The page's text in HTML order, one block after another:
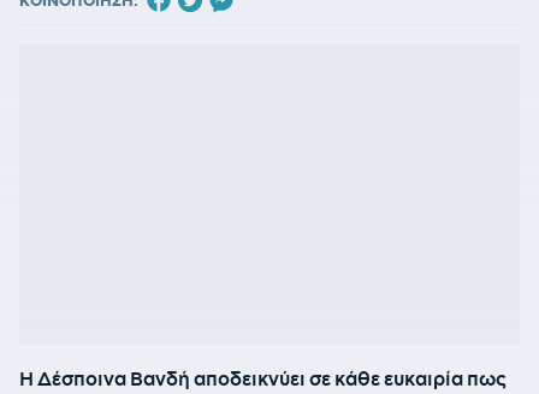
Η Δέσποινα Βανδή αποδεικνύει σε κάθε ευκαιρία πως